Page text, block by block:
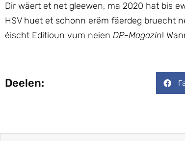
Dir wäert et net gleewen, ma 2020 hat bis
HSV huet et schonn erëm fäerdeg bruecht
éischt Editioun vum neien DP-Magazin!
Deelen: